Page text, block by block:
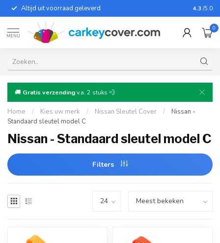
Altijd uit voorraad geleverd Voor
4.3 /5.0
MENU
0
🚚 Gratis verzendingv.a. 2 stuks 💨
Home / Kies uw merk / Nissan Sleutel Cover /
Nissan -
Standaard sleutel model C
Nissan - Standaard sleutel model C
Filters